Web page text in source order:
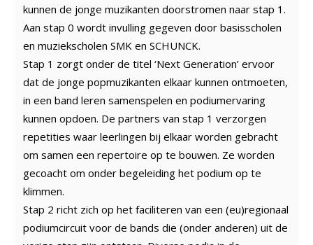
kunnen de jonge muzikanten doorstromen naar stap 1.
Aan stap 0 wordt invulling gegeven door basisscholen
en muziekscholen SMK en SCHUNCK.
Stap 1 zorgt onder de titel ‘Next Generation’ ervoor
dat de jonge popmuzikanten elkaar kunnen ontmoeten,
in een band leren samenspelen en podiumervaring
kunnen opdoen. De partners van stap 1 verzorgen
repetities waar leerlingen bij elkaar worden gebracht
om samen een repertoire op te bouwen. Ze worden
gecoacht om onder begeleiding het podium op te
klimmen.
Stap 2 richt zich op het faciliteren van een (eu)regionaal
podiumcircuit voor de bands die (onder anderen) uit de